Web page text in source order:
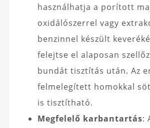
használhatja a porított
oxidálószerrel vagy
benzinnel készült
felejtse el alaposan
bundát tisztítás után. Az
felmelegített homokkal
is tisztítható.
Megfelelő karbantartás: